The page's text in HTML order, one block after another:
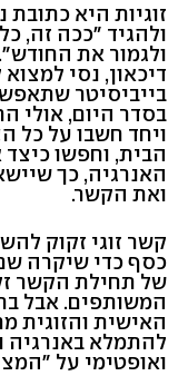
זוגיות היא
ולהגיד "ככה זה,
ולגמור את
דיכאון, נסי
בייביסיטר
בסדר היום, אולי
ויחד חשבו על כל
הבית, וחפשו
האנרגיה, כך
ואת הקשר.
קשר זוגי זקוק
כסף כדי שיקרה
של תחילת הקשר
המשותפים. אבל
האישית והזוגית
להתמלא באנרגיה
ואופטימי על